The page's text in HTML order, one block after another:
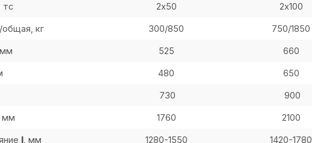
тс 2х50 2х100
кг 300/850 750/1850
мм 525 660
480 650
730 900
мм 1760 2100
, мм 1280-1550 1420-1780